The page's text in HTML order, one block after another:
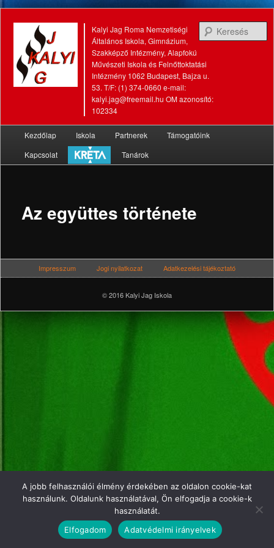
Kalyi Jag Roma Nemzetiségi
Általános Iskola, Gimnázium,
Szakképző Intézmény, Alapfokú
Művészeti Iskola és Felnőttoktatási
Intézmény 1062 Budapest, Bajza u.
53. T/F: (1) 374-0660 e-mail:
kalyi.jag@freemail.hu OM azonosító:
102334
Tovább
az
Tovább
a
Kezdőlap Iskola Partnerek
Támogatóink
Kapcsolat
Tanárok
Az együttes története
Impresszum Jogi nyilatkozat Adatkezelési tájékoztató
© 2016 Kalyi Jag Iskola
A jobb felhasználói élmény érdekében az oldalon cookie-kat
használunk. Oldalunk használatával, Ön elfogadja a cookie-k
használatát.
Elfogadom
Adatvédelmi irányelvek